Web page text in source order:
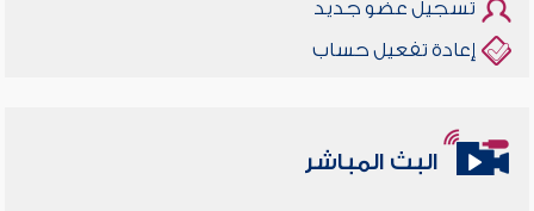
تسجيل عضو جديد
إعادة تفعيل حساب
البث المباشر